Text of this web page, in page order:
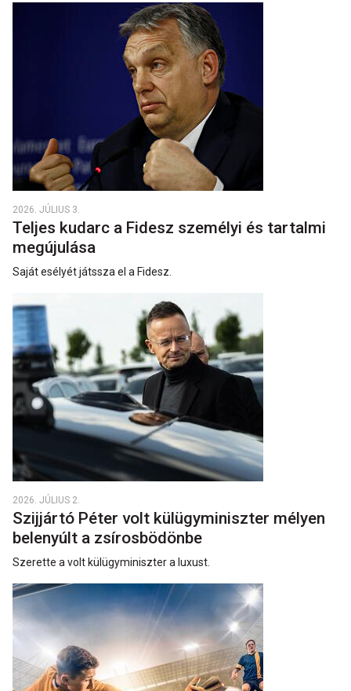
2026. JÚLIUS 3.
Teljes kudarc a Fidesz személyi és tartalmi
megújulása
Saját esélyét játssza el a Fidesz.
2026. JÚLIUS 2.
Szijjártó Péter volt külügyminiszter mélyen
belenyúlt a zsírosbödönbe
Szerette a volt külügyminiszter a luxust.